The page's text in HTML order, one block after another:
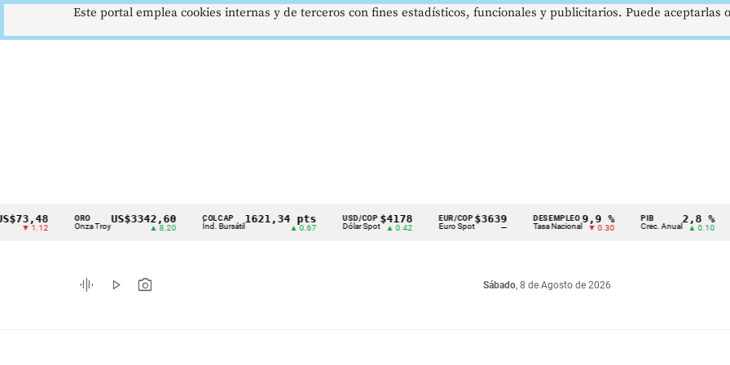
Cintillo
indicadores
económicos
ORO
Onza Troy
US$3342,60 COLCAP
Índ. Bursátil
1621,34 pts USD/COP
Dólar Spot
$4178
▲ 0.42
EUR/COP
Euro Spot
$3639
—
DESEMPLEO
Tasa Nacional
9,9 %
▼ 0.30
PIB
Crec. Anual
2,8 %
▲ 0.10
TRM
Tasa
graphic_eq play_arrow photo_camera Sábado, 8 de Agosto de 2026
Este portal emplea cookies internas y de terceros con fines estadísticos, funcionales y publicitarios. Puede aceptarlas